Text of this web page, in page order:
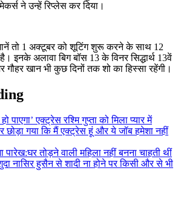
ने उन्हें रिप्लेस कर दिया।
तो 1 अक्टूबर को शूटिंग शुरू करने के साथ 12
इनके अलावा बिग बॉस 13 के विनर सिद्धार्थ 13वें
खान भी कुछ दिनों तक शो का हिस्सा रहेंगी।
पाएगा’ एक्ट्रेस रश्मि गुप्ता को मिला प्यार में
छोड़ा गया कि मैं एक्ट्रेस हूं और ये जॉब हमेशा नहीं
तोड़ने वाली महिला नहीं बनना चाहती थीं
नासिर हुसैन से शादी ना होने पर किसी और से भी